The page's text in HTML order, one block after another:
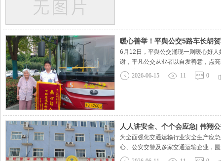
暖心善举！平舆公交5路车长胡
6月12日，平舆公交涌现一则暖心好
谢，平凡公交从业者以自发善意，点
止载客。车长胡贺军完成当日运营工
态十分慌张。秉持公交从业人员服务
2026-06-15 11 0
人人讲安全、个个会应急| 伟翔
为全面强化交通运输行业安全生产应
心、公安交警及多家交通运输企业，
目，全方位检验多方联动应急处置实